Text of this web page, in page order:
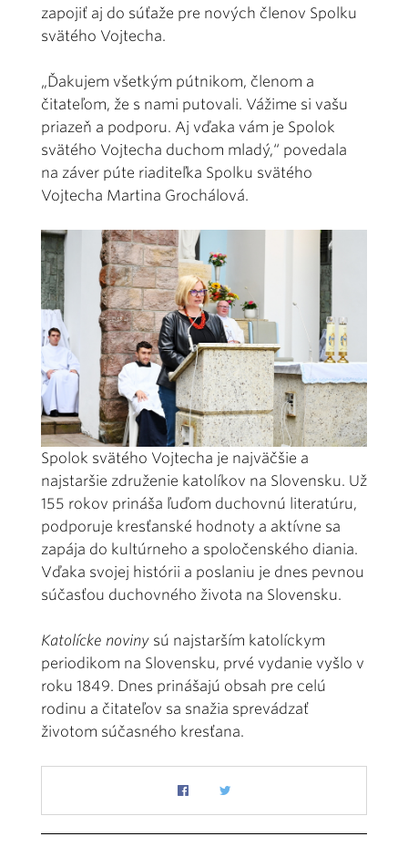
zapojiť aj do súťaže pre nových členov Spolku
svätého Vojtecha.
„Ďakujem všetkým pútnikom, členom a
čitateľom, že s nami putovali. Vážime si vašu
priazeň a podporu. Aj vďaka vám je Spolok
svätého Vojtecha duchom mladý,“ povedala
na záver púte riaditeľka Spolku svätého
Vojtecha Martina Grochálová.
Spolok svätého Vojtecha je najväčšie a
najstaršie združenie katolíkov na Slovensku. Už
155 rokov prináša ľuďom duchovnú literatúru,
podporuje kresťanské hodnoty a aktívne sa
zapája do kultúrneho a spoločenského diania.
Vďaka svojej histórii a poslaniu je dnes pevnou
súčasťou duchovného života na Slovensku.
Katolícke noviny sú najstarším katolíckym
periodikom na Slovensku, prvé vydanie vyšlo v
roku 1849. Dnes prinášajú obsah pre celú
rodinu a čitateľov sa snažia sprevádzať
životom súčasného kresťana.